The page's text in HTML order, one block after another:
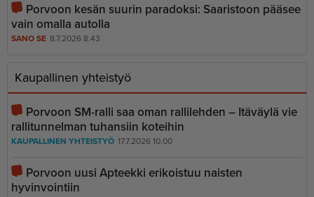
Porvoon kesän suurin paradoksi: Saaristoon pääsee
vain omalla autolla
SANO SE 8.7.2026 8.43
Kaupallinen yhteistyö
Porvoon SM-ralli saa oman rallilehden – Itäväylä vie
rallitunnelman tuhansiin koteihin
KAUPALLINEN YHTEISTYÖ 17.7.2026 10.00
Porvoon uusi Apteekki erikoistuu naisten
hyvinvointiin